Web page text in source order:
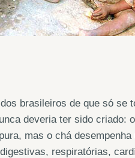
brasileiros de que só se
deveria ter sido criado:
mas o chá desempenha
respiratórias,